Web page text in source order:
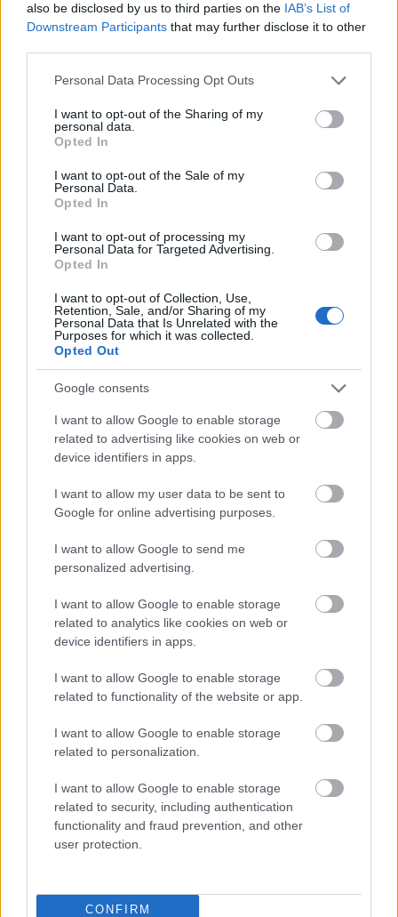
also be disclosed by us to third parties on the IAB’s List of
Downstream Participants that may further disclose it to other
Please note that this website/app uses one or more Google
not limited to your visit or usage behaviour. You may click to
grant or deny consent to Google and its third-party tags to
use your data for below specified purposes in below Google
consent section.
Personal Data Processing Opt Outs
I want to opt-out of the Sharing of my
personal data.
Opted In
I want to opt-out of the Sale of my
Personal Data.
Opted In
I want to opt-out of processing my
Personal Data for Targeted Advertising.
Opted In
I want to opt-out of Collection, Use,
Retention, Sale, and/or Sharing of my
Personal Data that Is Unrelated with the
Purposes for which it was collected.
Opted Out
Google consents
I want to allow Google to enable storage
related to advertising like cookies on web or
device identifiers in apps.
I want to allow my user data to be sent to
Google for online advertising purposes.
I want to allow Google to send me
personalized advertising.
I want to allow Google to enable storage
related to analytics like cookies on web or
device identifiers in apps.
I want to allow Google to enable storage
related to functionality of the website or app.
I want to allow Google to enable storage
related to personalization.
I want to allow Google to enable storage
related to security, including authentication
functionality and fraud prevention, and other
user protection.
CONFIRM
Nem tudom, mennyire ismeri a közönség azUnsane
munkásságát, az viszont biztos, hogy New York-i
noise rock trió már vagy harminc éve az ...
Wreck - Itt az új Unsane-lemez teljes
egészében
Lángoló Gitárok•2012. március 20.